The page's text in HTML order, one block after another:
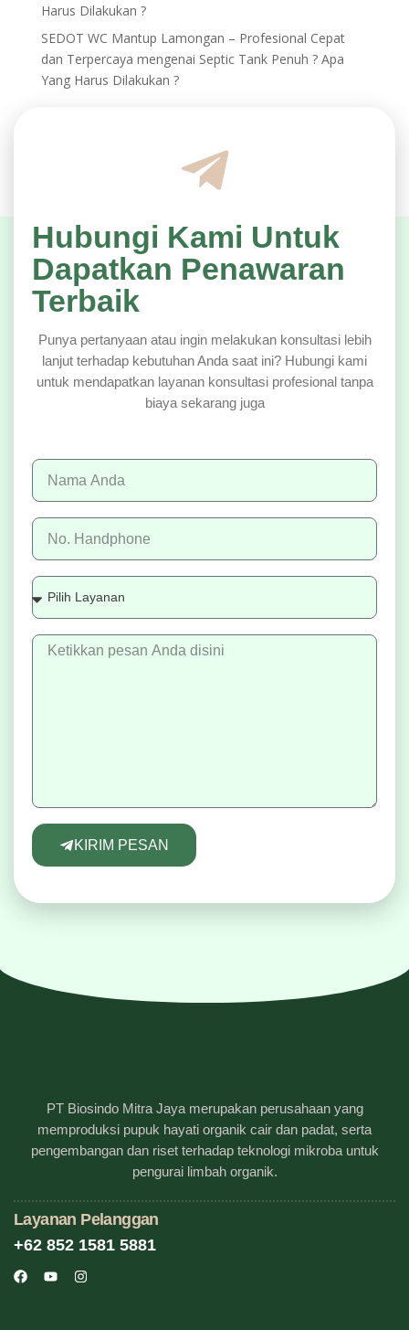
Harus Dilakukan ?
SEDOT WC Mantup Lamongan – Profesional Cepat
dan Terpercaya mengenai Septic Tank Penuh ? Apa
Yang Harus Dilakukan ?
KIRIM PESAN
Hubungi Kami Untuk
Dapatkan Penawaran
Terbaik
Punya pertanyaan atau ingin melakukan konsultasi lebih
lanjut terhadap kebutuhan Anda saat ini? Hubungi kami
untuk mendapatkan layanan konsultasi profesional tanpa
biaya sekarang juga
PT Biosindo Mitra Jaya merupakan perusahaan yang
memproduksi pupuk hayati organik cair dan padat, serta
pengembangan dan riset terhadap teknologi mikroba untuk
pengurai limbah organik.
Layanan Pelanggan
+62 852 1581 5881